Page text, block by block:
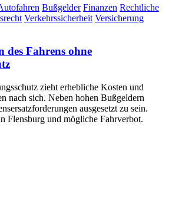
Bußgelder Finanzen Rechtliche
Verkehrssicherheit Versicherung
des Fahrens ohne
zieht erhebliche Kosten und
nach sich. Neben hohen Bußgeldern
ausgesetzt zu sein.
Flensburg und mögliche Fahrverbot.